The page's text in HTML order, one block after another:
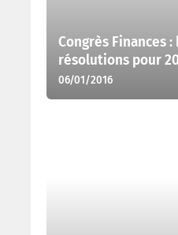
Congrès Finances :
résolutions pour
06/01/2016